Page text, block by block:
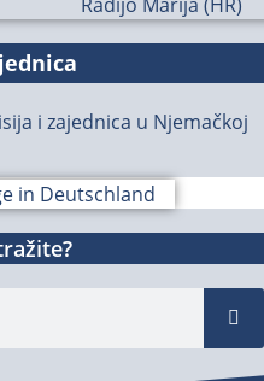
i zajednica u Njemačkoj